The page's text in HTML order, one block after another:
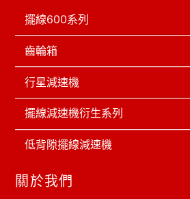
擺線600系列
齒輪箱
行星減速機
擺線減速機衍生系列
低背隙擺線減速機
關於我們